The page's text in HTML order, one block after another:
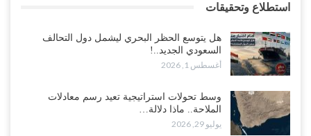
استطلاع وتحقيقات
هل يتوسع الحظر البحري ليشمل دول التحالف
السعودي الجديد..!
أغسطس 1, 2026
وسط تحولات استراتيجية تعيد رسم معادلات
الملاحة.. ماذا دلالة…
يوليو 29, 2026